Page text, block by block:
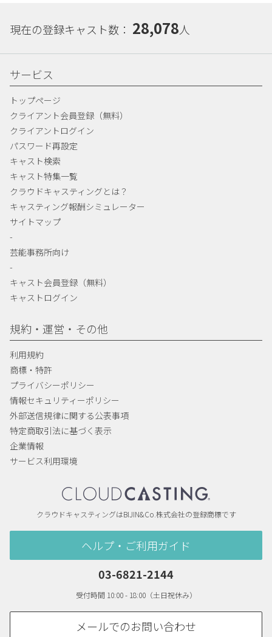
現在の登録キャスト数： 28,078人
サービス
トップページ
クライアント会員登録（無料）
クライアントログイン
パスワード再設定
キャスト検索
キャスト特集一覧
クラウドキャスティングとは？
キャスティング報酬シミュレーター
サイトマップ
-
芸能事務所向け
-
キャスト会員登録（無料）
キャストログイン
規約・運営・その他
利用規約
商標・特許
プライバシーポリシー
情報セキュリティーポリシー
外部送信規律に関する公表事項
特定商取引法に基づく表示
企業情報
サービス利用環境
クラウドキャスティングはBIJIN&Co.株式会社の登録商標です
ヘルプ・ご利用ガイド
03-6821-2144
受付時間 10:00 - 18:00（土日祝休み）
メールでのお問い合わせ